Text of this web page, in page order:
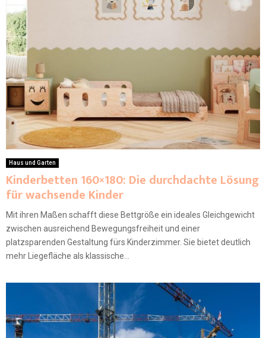
Haus und Garten
Kinderbetten 160×180: Die durchdachte Lösung
für wachsende Kinder
Mit ihren Maßen schafft diese Bettgröße ein ideales Gleichgewicht
zwischen ausreichend Bewegungsfreiheit und einer
platzsparenden Gestaltung fürs Kinderzimmer. Sie bietet deutlich
mehr Liegefläche als klassische...